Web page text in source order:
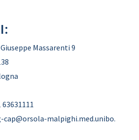
Massarenti 9
63631111
cap@orsola-malpighi.med.unibo.